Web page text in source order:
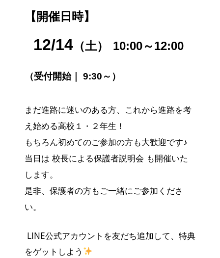
【開催日時】
12/14 （土） 10:00～12:00
（受付開始｜ 9:30～）
まだ進路に迷いのある方、これから進路を考
え始める高校１・２年生！
もちろん初めてのご参加の方も大歓迎です♪
当日は 校長による保護者説明会 も開催いた
します。
是非、保護者の方もご一緒にご参加くださ
い。
LINE公式アカウントを友だち追加して、特典
をゲットしよう